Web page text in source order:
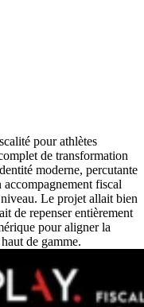
pour athlètes
de transformation
moderne, percutante
fiscal
Le projet allait bien
de repenser entièrement
pour aligner la
de gamme.